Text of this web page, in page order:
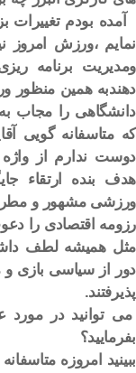
آمده بودم تغییرات
نمایم ،ورزش امروز
ومدیریت برنامه
دهندبه همین منظور
دانشگاهی را مجاب
که متاسفانه گویی
دوست ندارم از
هدف بنده ارتقاء
ورزشی مشهور و
رزومه اقتصادی را
مثل همیشه لطف
دور از سیاسی بازی و
پذیرفتند.
می توانید در
بفرمایید؟
ببینید امروزه